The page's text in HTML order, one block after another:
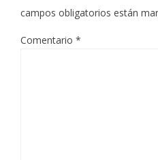
campos obligatorios están
Comentario *